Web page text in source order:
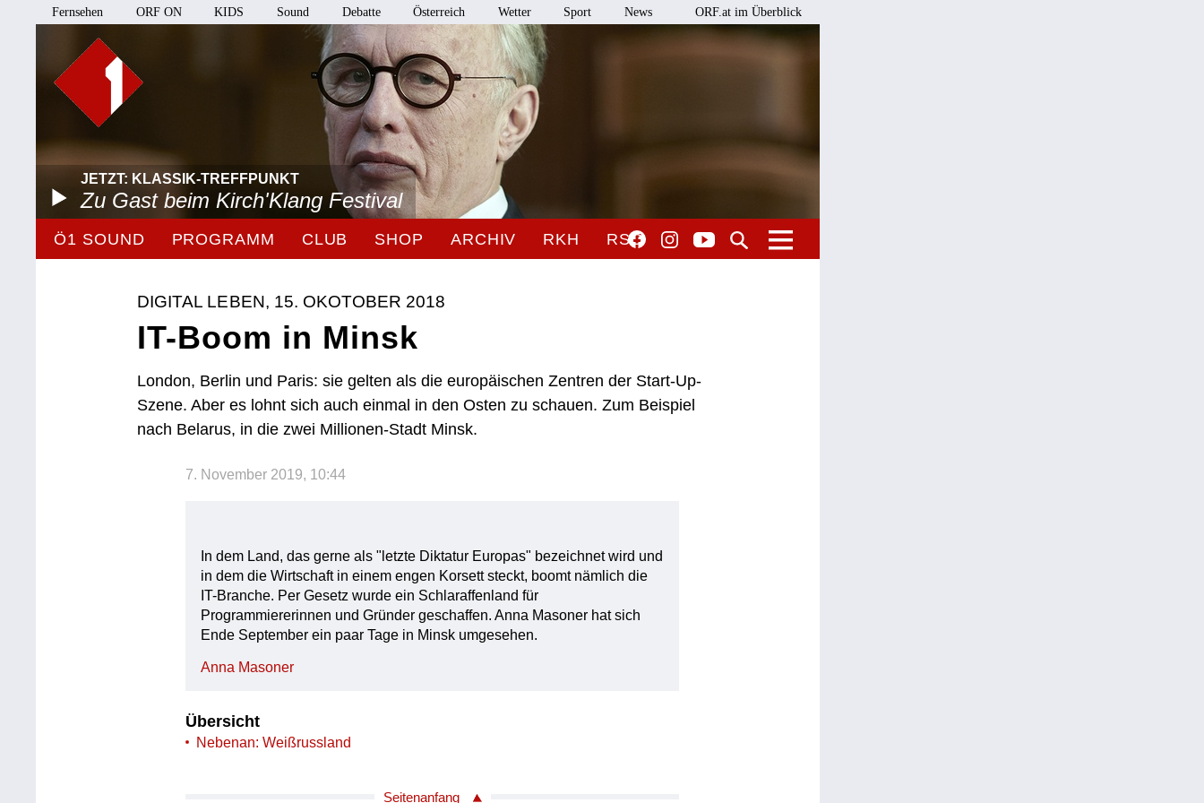
Fernsehen ORF ON KIDS Sound Debatte Österreich Wetter Sport News ORF.at im Überblick
JETZT: KLASSIK-TREFFPUNKT
Zu Gast beim Kirch'Klang Festival
Ö1 SOUND PROGRAMM CLUB SHOP ARCHIV RKH RSO
DIGITAL LEBEN, 15. OKOTOBER 2018
IT-Boom in Minsk
London, Berlin und Paris: sie gelten als die europäischen Zentren der Start-Up-
Szene. Aber es lohnt sich auch einmal in den Osten zu schauen. Zum Beispiel
nach Belarus, in die zwei Millionen-Stadt Minsk.
7. November 2019, 10:44
In dem Land, das gerne als "letzte Diktatur Europas" bezeichnet wird und
in dem die Wirtschaft in einem engen Korsett steckt, boomt nämlich die
IT-Branche. Per Gesetz wurde ein Schlaraffenland für
Programmiererinnen und Gründer geschaffen. Anna Masoner hat sich
Ende September ein paar Tage in Minsk umgesehen.
Anna Masoner
Übersicht
Nebenan: Weißrussland
Seitenanfang